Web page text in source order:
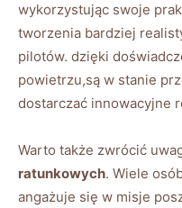
wykorzystując swoje
tworzenia bardziej
pilotów. dzięki
powietrzu,są w stanie
dostarczać innowacyjne
Warto także zwrócić
⁢ratunkowych. Wiele
angażuje się w ⁢misje​